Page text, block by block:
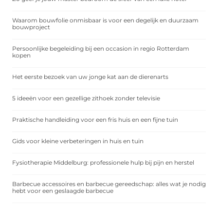
Waarom bouwfolie onmisbaar is voor een degelijk en duurzaam
bouwproject
Persoonlijke begeleiding bij een occasion in regio Rotterdam
kopen
Het eerste bezoek van uw jonge kat aan de dierenarts
5 ideeën voor een gezellige zithoek zonder televisie
Praktische handleiding voor een fris huis en een fijne tuin
Gids voor kleine verbeteringen in huis en tuin
Fysiotherapie Middelburg: professionele hulp bij pijn en herstel
Barbecue accessoires en barbecue gereedschap: alles wat je nodig
hebt voor een geslaagde barbecue